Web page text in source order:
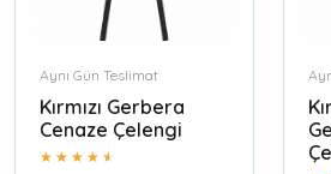
Aynı Gün Teslimat
Kırmızı Gerbera
Cenaze Çelengi